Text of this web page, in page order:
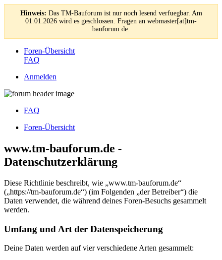
Hinweis: Das TM-Bauforum ist nur noch lesend verfuegbar. Am
01.01.2026 wird es geschlossen. Fragen an webmaster[at]tm-
bauforum.de.
Foren-Übersicht
FAQ
Anmelden
FAQ
Foren-Übersicht
www.tm-bauforum.de -
Datenschutzerklärung
Diese Richtlinie beschreibt, wie „www.tm-bauforum.de“
(„https://tm-bauforum.de“) (im Folgenden „der Betreiber“) die
Daten verwendet, die während deines Foren-Besuchs gesammelt
werden.
Umfang und Art der Datenspeicherung
Deine Daten werden auf vier verschiedene Arten gesammelt: